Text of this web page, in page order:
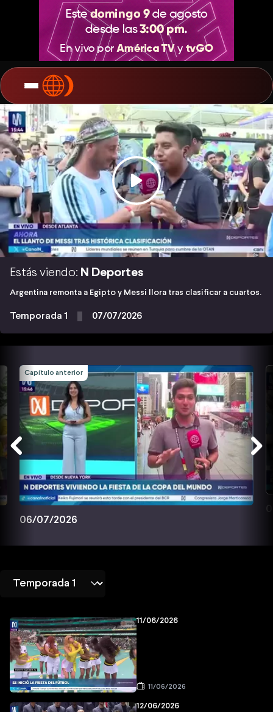
Estás viendo: N Deportes
Argentina remonta a Egipto y Messi llora tras clasificar a cuartos.
Temporada 1 07/07/2026
Capítulo anterior
06/07/2026
11/06/2026
11/06/2026
12/06/2026